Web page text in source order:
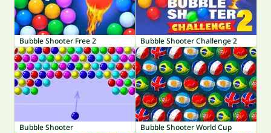
Bubble Shooter Free 2 Bubble Shooter Challenge 2
Bubble Shooter Bubble Shooter World Cup